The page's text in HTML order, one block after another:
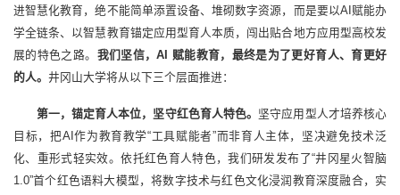
进智慧化教育，绝不能简单添置设备、堆砌数字资源，而是要以AI赋能办
学全链条、以智慧教育锚定应用型育人本质，闯出贴合地方应用型高校发
展的特色之路。 我们坚信，AI 赋能教育，最终是为了更好育人、育更好
的人。 井冈山大学将从以下三个层面推进：
第一，锚定育人本位，坚守红色育人特色。 坚守应用型人才培养核心
目标，把AI作为教育教学“工具赋能者”而非育人主体，坚决避免技术泛
化、重形式轻实效。依托红色育人特色，我们研发发布了“井冈星火智脑
1.0”首个红色语料大模型，将数字技术与红色文化浸润教育深度融合，实